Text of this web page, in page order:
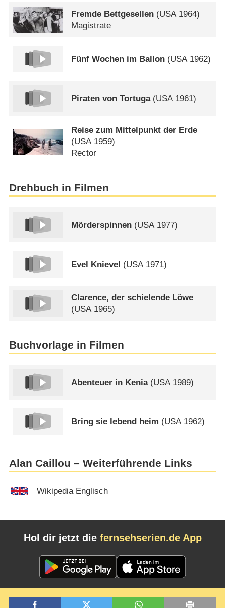
Fremde Bettgesellen (USA1964)
Magistrate
Fünf Wochen im Ballon (USA1962)
Piraten von Tortuga(USA1961)
Reise zum Mittelpunkt der Erde
(USA1959)
Rector
Drehbuch in Filmen
Mörderspinnen (USA 1977)
Evel Knievel (USA 1971)
Clarence, der schielende Löwe
(USA1965)
Buchvorlage in Filmen
Abenteuer in Kenia(USA1989)
Bring sie lebend heim (USA1962)
Alan Caillou – Weiterführende Links
Wikipedia Englisch
Hol dir jetzt die fernsehserien.de App